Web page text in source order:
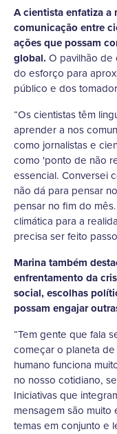
A cientista enfatiza a
comunicação entre
ações que possam
global. O pavilhão de
do esforço para
público e dos
“Os cientistas têm
aprender a nos
como jornalistas e
como 'ponto de não
essencial. Conversei
não dá para pensar
pensar no fim do
climática para a
precisa ser feito
Marina também
enfrentamento da
social, escolhas
possam engajar
“Tem gente que fala
começar o planeta
humano funciona
no nosso cotidiano,
Iniciativas que
mensagem são muito
temas em conjunto e